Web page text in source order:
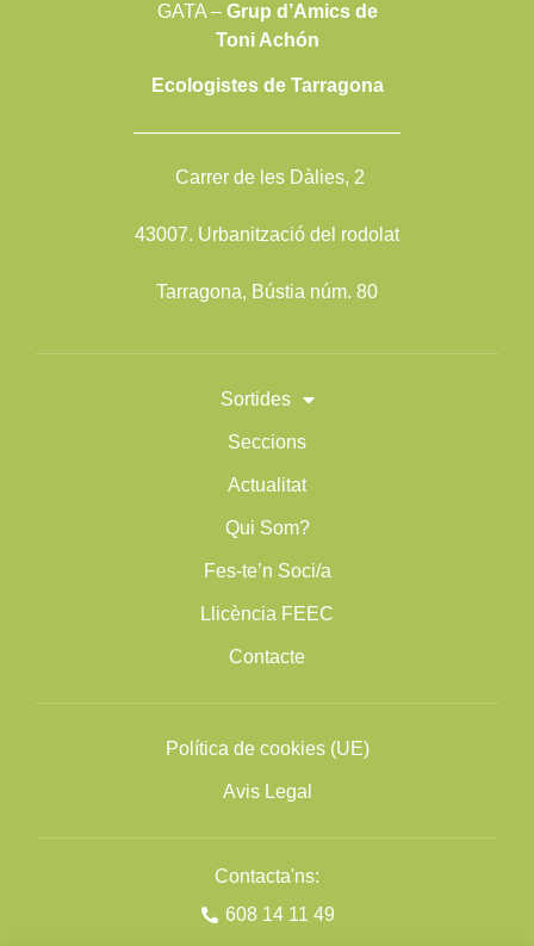
GATA – Grup d’Amics de
Toni Achón
Ecologistes de Tarragona
——————————————
Carrer de les Dàlies, 2
43007. Urbanització del rodolat
Tarragona, Bústia núm. 80
Sortides
Seccions
Actualitat
Qui Som?
Fes-te’n Soci/a
Llicència FEEC
Contacte
Política de cookies (UE)
Avis Legal
Contacta'ns:
608 14 11 49